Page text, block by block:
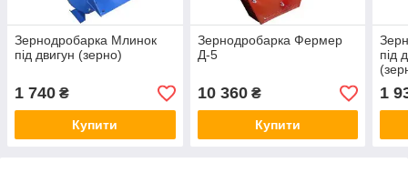
Зернодробарка Млинок
під двигун (зерно)
1 740 ₴
Купити
Зернодробарка Фермер
Д-5
10 360₴
Купити
під
1